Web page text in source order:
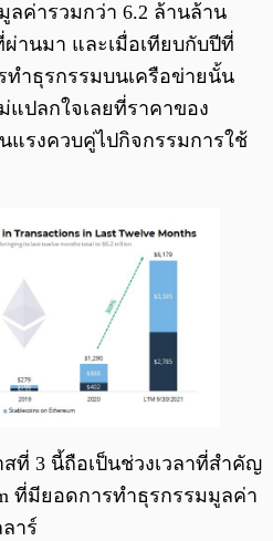
ลค่ารวมกว่า 6.2 ล้านล้าน
านมา และเมื่อเทียบกับปีที่
ทำธุรกรรมบนเครือข่ายนั้น
แปลกใจเลยที่ราคาของ
แรงควบคู่ไปกิจกรรมการใช้
ที่ 3 นี้ถือเป็นช่วงเวลาที่สำคัญ
ที่มียอดการทำธุรกรรมมูลค่า
าร์